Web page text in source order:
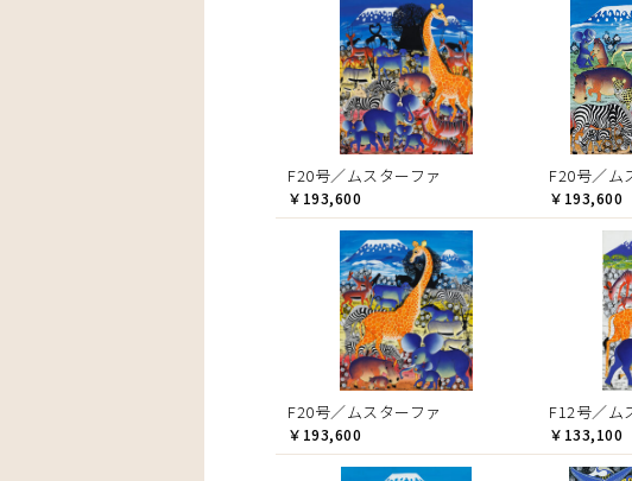
F20号／ムスターファ
￥193,600
F20号／ム
￥193,600
F20号／ムスターファ
￥193,600
F12号／ム
￥133,100